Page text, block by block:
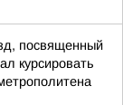
посвященный
курсировать